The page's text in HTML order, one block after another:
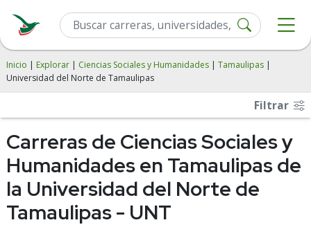
Inicio | Explorar | Ciencias Sociales y Humanidades | Tamaulipas |
Universidad del Norte de Tamaulipas
Filtrar
Carreras de Ciencias Sociales y
Humanidades en Tamaulipas de
la Universidad del Norte de
Tamaulipas - UNT